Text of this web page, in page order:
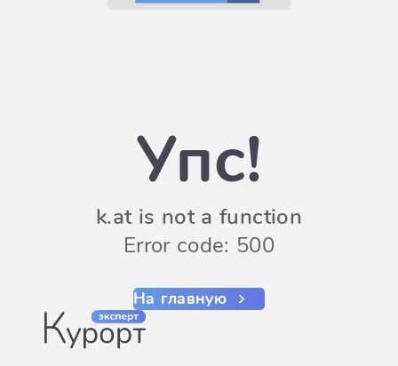
Упс!
k.at is not a function
Error code: 500
На главную